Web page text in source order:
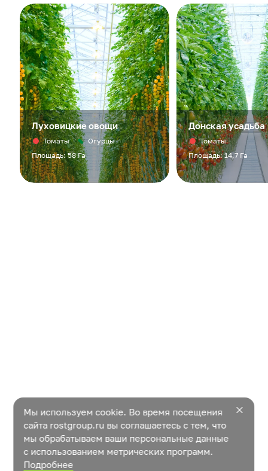
Луховицкие овощи
Томаты
Огурцы
Площадь: 58 Га
Донская усадьба
Томаты
Площадь: 14,7 Га
Мы используем cookie. Во время посещения
сайта rostgroup.ru вы соглашаетесь с тем, что
мы обрабатываем ваши персональные данные
с использованием метрических программ.
Подробнее